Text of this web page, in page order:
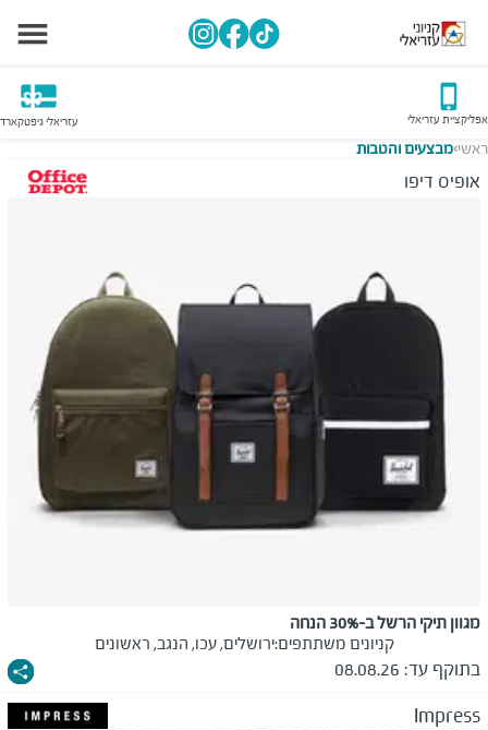
אפליקציית עזריאלי עזריאלי גיפטקארד
ראשי>מבצעים והטבות
אופיס דיפו
מגוון תיקי הרשל ב-30% הנחה
קניונים משתתפים:ירושלים, עכו, הנגב, ראשונים
בתוקף עד: 08.08.26
Impress